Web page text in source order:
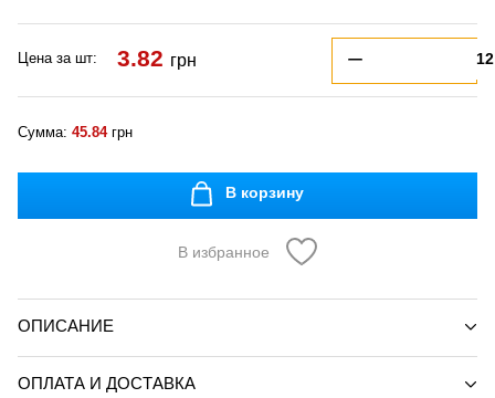
Цена за шт: 3.82 грн
Сумма: 45.84 грн
В корзину
В избранное
ОПИСАНИЕ
ОПЛАТА И ДОСТАВКА